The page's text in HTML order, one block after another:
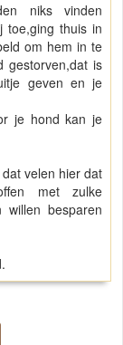
niks vinden
toe,ging thuis in
om hem in te
gestorven,dat is
geven en je
je hond kan je
velen hier dat
met zulke
willen besparen